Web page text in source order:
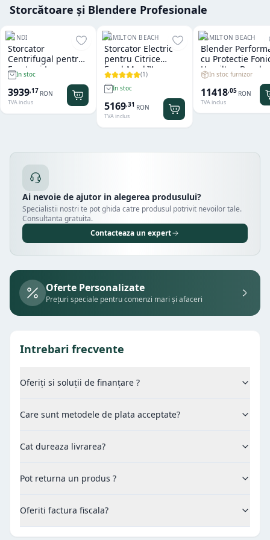
Storcătoare și Blendere Profesionale
HENDI
Storcator
Centrifugal pentru
Fructe si Legume
Hendi Profi Line
Titan
In stoc
3939,17 RON
TVA inclus
HAMILTON BEACH
Storcator Electric
pentru Citrice
FreshMark™
Hamilton Beach
(1)
In stoc
5169,31 RON
TVA inclus
HAMILTON BEACH
Blender
cu Protectie
Hamilton Beach
Summit® Edge
In stoc furnizor
11418,05 RON
TVA inclus
Ai nevoie de ajutor in alegerea produsului?
Specialistii nostri te pot ghida catre produsul potrivit nevoilor tale.
Consultanta gratuita.
Contacteaza un expert
Oferte Personalizate
Prețuri speciale pentru comenzi mari și afaceri
Intrebari frecvente
Oferiți si soluții de finanțare ?
Care sunt metodele de plata acceptate?
Cat dureaza livrarea?
Pot returna un produs ?
Oferiti factura fiscala?